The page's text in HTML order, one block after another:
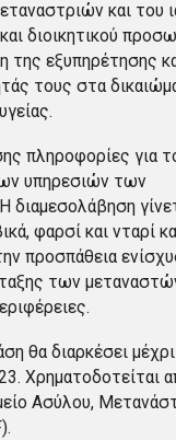
και του
διοικητικού
της εξυπηρέτησης
τους στα
πληροφορίες για
υπηρεσιών των
διαμεσολάβηση
φαρσί και νταρί
προσπάθεια
των
θα διαρκέσει
Χρηματοδοτείται
Ασύλου,